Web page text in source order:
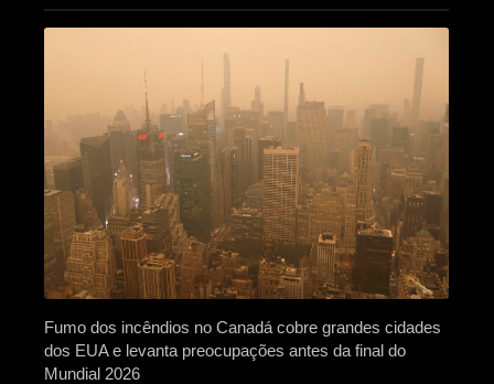
Fumo dos incêndios no Canadá cobre grandes cidades
dos EUA e levanta preocupações antes da final do
Mundial 2026